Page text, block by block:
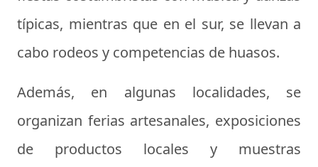
típicas, mientras que en el sur, se llevan a
cabo rodeos y competencias de huasos.
Además, en algunas localidades, se
organizan ferias artesanales, exposiciones
de productos locales y muestras